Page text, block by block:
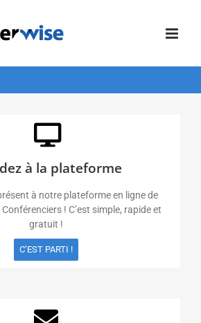
à la plateforme
à notre plateforme en ligne de
! C’est simple, rapide et
gratuit !
C’EST PARTI !